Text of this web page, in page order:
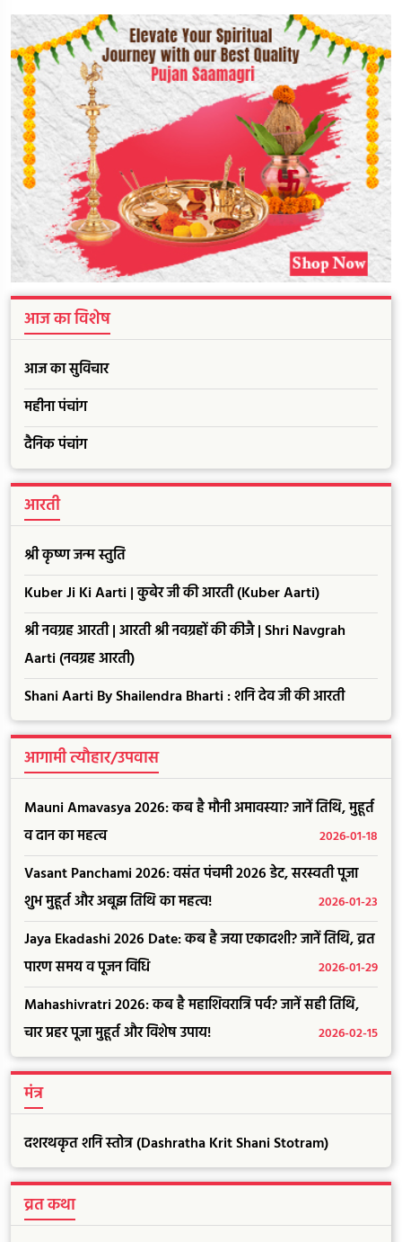
आज का विशेष
आज का सुविचार
महीना पंचांग
दैनिक पंचांग
आरती
श्री कृष्ण जन्म स्तुति
Kuber Ji Ki Aarti | कुबेर जी की आरती (Kuber Aarti)
श्री नवग्रह आरती | आरती श्री नवग्रहों की कीजै | Shri Navgrah
Aarti (नवग्रह आरती)
Shani Aarti By Shailendra Bharti : शनि देव जी की आरती
आगामी त्यौहार/उपवास
Mauni Amavasya 2026: कब है मौनी अमावस्या? जानें तिथि, मुहूर्त
व दान का महत्व
2026-01-18
Vasant Panchami 2026: वसंत पंचमी 2026 डेट, सरस्वती पूजा
शुभ मुहूर्त और अबूझ तिथि का महत्व!
2026-01-23
Jaya Ekadashi 2026 Date: कब है जया एकादशी? जानें तिथि, व्रत
पारण समय व पूजन विधि
2026-01-29
Mahashivratri 2026: कब है महाशिवरात्रि पर्व? जानें सही तिथि,
चार प्रहर पूजा मुहूर्त और विशेष उपाय!
2026-02-15
मंत्र
दशरथकृत शनि स्तोत्र (Dashratha Krit Shani Stotram)
व्रत कथा